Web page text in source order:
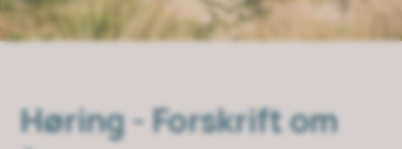
Høring - Forskrift om